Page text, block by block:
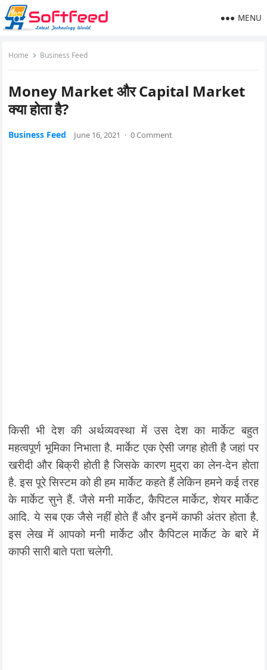
MENU
Home Business Feed
Money Market और Capital Market
क्या होता है?
Business Feed June 16, 2021 · 0 Comment
किसी भी देश की अर्थव्यवस्था में उस देश का मार्केट बहुत
महत्वपूर्ण भूमिका निभाता है. मार्केट एक ऐसी जगह होती है जहां पर
खरीदी और बिक्री होती है जिसके कारण मुद्रा का लेन-देन होता
है. इस पूरे सिस्टम को ही हम मार्केट कहते हैं लेकिन हमने कई तरह
के मार्केट सुने हैं. जैसे मनी मार्केट, कैपिटल मार्केट, शेयर मार्केट
आदि. ये सब एक जैसे नहीं होते हैं और इनमें काफी अंतर होता है.
इस लेख में आपको मनी मार्केट और कैपिटल मार्केट के बारे में
काफी सारी बाते पता चलेगी.